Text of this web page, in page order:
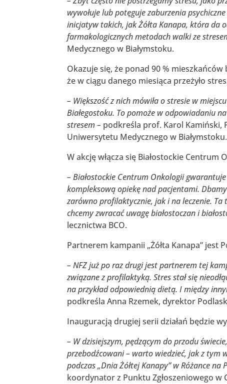
wywołuje lub potęguje zaburzenia
inicjatyw takich, jak Żółta Kanapa, która da
farmakologicznych metodach walki ze
Medycznego w Białymstoku.
Okazuje się, że ponad 90 %
że w ciągu danego miesiąca przeżyło
– Większość z nich mówiła o stresie w
Białegostoku. To pomoże w odpowiadaniu
stresem – podkreśla prof. Karol Kamiński,
Uniwersytetu Medycznego w Białymstoku.
W akcję włącza się Białostockie Centrum
– Białostockie Centrum Onkologii
kompleksową opiekę nad pacjentami.
zarówno profilaktycznie, jak i na leczenie.
chcemy zwracać uwagę białostoczan i
lecznictwa BCO.
Partnerem kampanii „Żółta Kanapa” jest
– NFZ już po raz drugi jest partnerem tej
związane z profilaktyką. Stres stał się
na przykład odpowiednią dietą. I między
podkreśla Anna Rzemek, dyrektor
Inauguracją drugiej serii działań będzie
– W dzisiejszym, pędzącym do przodu
przebodźcowani – warto wiedzieć, jak z tym
podczas „Dnia Żółtej Kanapy” w Różance na
koordynator z Punktu Zgłoszeniowego w